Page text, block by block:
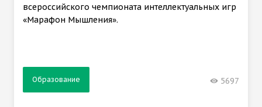
всероссийского чемпионата интеллектуальных игр
«Марафон Мышления».
Образование 5697